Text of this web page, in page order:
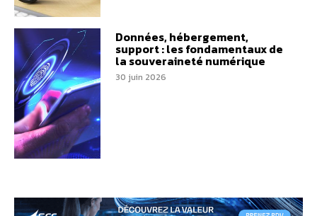
Données, hébergement,
support : les fondamentaux de
la souveraineté numérique
30 juin 2026